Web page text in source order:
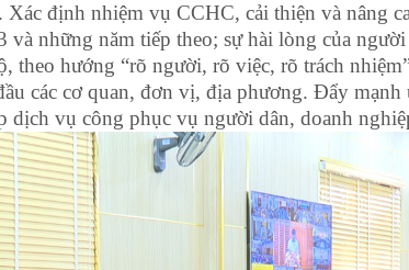
định nhiệm vụ CCHC, cải thiện và nâng
những năm tiếp theo; sự hài lòng của
hướng “rõ người, rõ việc, rõ trách
các cơ quan, đơn vị, địa phương. Đẩy
dịch vụ công phục vụ người dân, doanh